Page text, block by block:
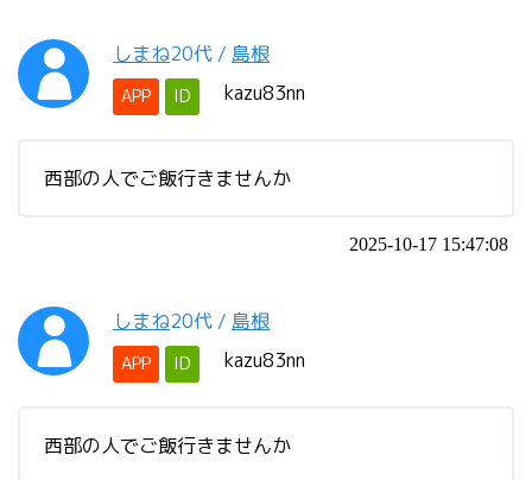
しまね20代 / 島根
APP ID kazu83nn
西部の人でご飯行きませんか
2025-10-17 15:47:08
しまね20代 / 島根
APP ID kazu83nn
西部の人でご飯行きませんか